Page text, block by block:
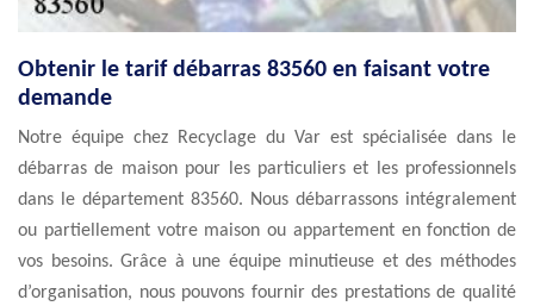
Obtenir le tarif débarras 83560 en faisant votre
demande
Notre équipe chez Recyclage du Var est spécialisée dans le
débarras de maison pour les particuliers et les professionnels
dans le département 83560. Nous débarrassons intégralement
ou partiellement votre maison ou appartement en fonction de
vos besoins. Grâce à une équipe minutieuse et des méthodes
d’organisation, nous pouvons fournir des prestations de qualité